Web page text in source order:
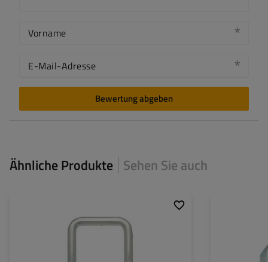
Vorname
E-Mail-Adresse
Bewertung abgeben
Ähnliche Produkte Sehen Sie auch
Stahl 5.8